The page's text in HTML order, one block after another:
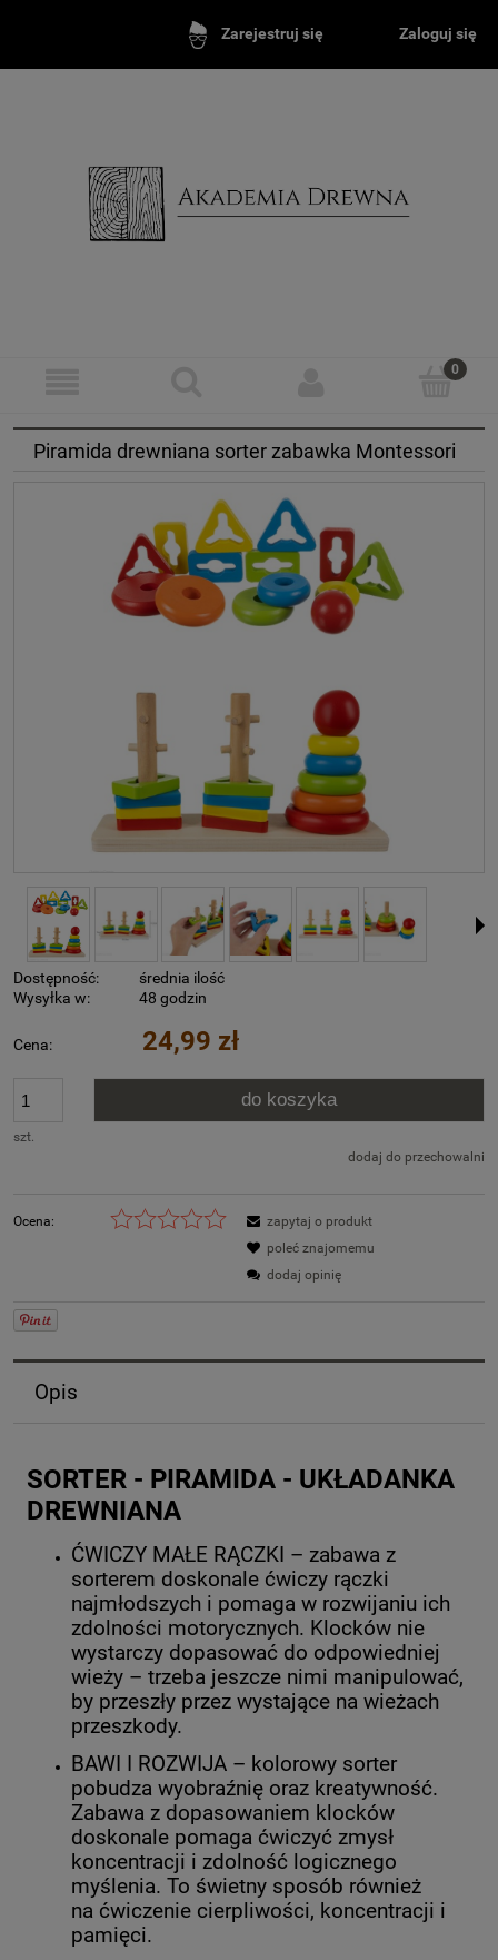
Zarejestruj się Zaloguj się
Piramida drewniana sorter zabawka Montessori
Dostępność:
średnia ilość
Wysyłka w:
48 godzin
Cena: 24,99 zł
szt.
do koszyka
dodaj do przechowalni
Ocena:
zapytaj o produkt
poleć znajomemu
dodaj opinię
Opis
SORTER - PIRAMIDA - UKŁADANKA
DREWNIANA
ĆWICZY MAŁE RĄCZKI – zabawa z
sorterem doskonale ćwiczy rączki
najmłodszych i pomaga w rozwijaniu ich
zdolności motorycznych. Klocków nie
wystarczy dopasować do odpowiedniej
wieży – trzeba jeszcze nimi manipulować,
by przeszły przez wystające na wieżach
przeszkody.
BAWI I ROZWIJA – kolorowy sorter
pobudza wyobraźnię oraz kreatywność.
Zabawa z dopasowaniem klocków
doskonale pomaga ćwiczyć zmysł
koncentracji i zdolność logicznego
myślenia. To świetny sposób również
na ćwiczenie cierpliwości, koncentracji i
pamięci.